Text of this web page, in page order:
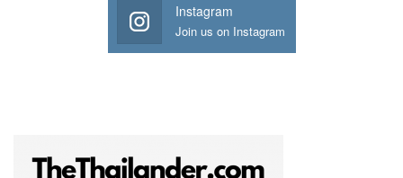
Instagram
Join us on Instagram